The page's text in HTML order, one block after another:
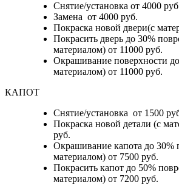
Снятие/установка от 4000
Замена от 4000 руб.
Покраска новой двери(с
Покрасить дверь до 30%
материалом) от 11000 руб.
Окрашивание поверхности
материалом) от 11000 руб.
КАПОТ
Снятие/установка от 1500
Покраска новой детали (с
руб.
Окрашивание капота до 30%
материалом) от 7500 руб.
Покрасить капот до 50%
материалом) от 7200 руб.